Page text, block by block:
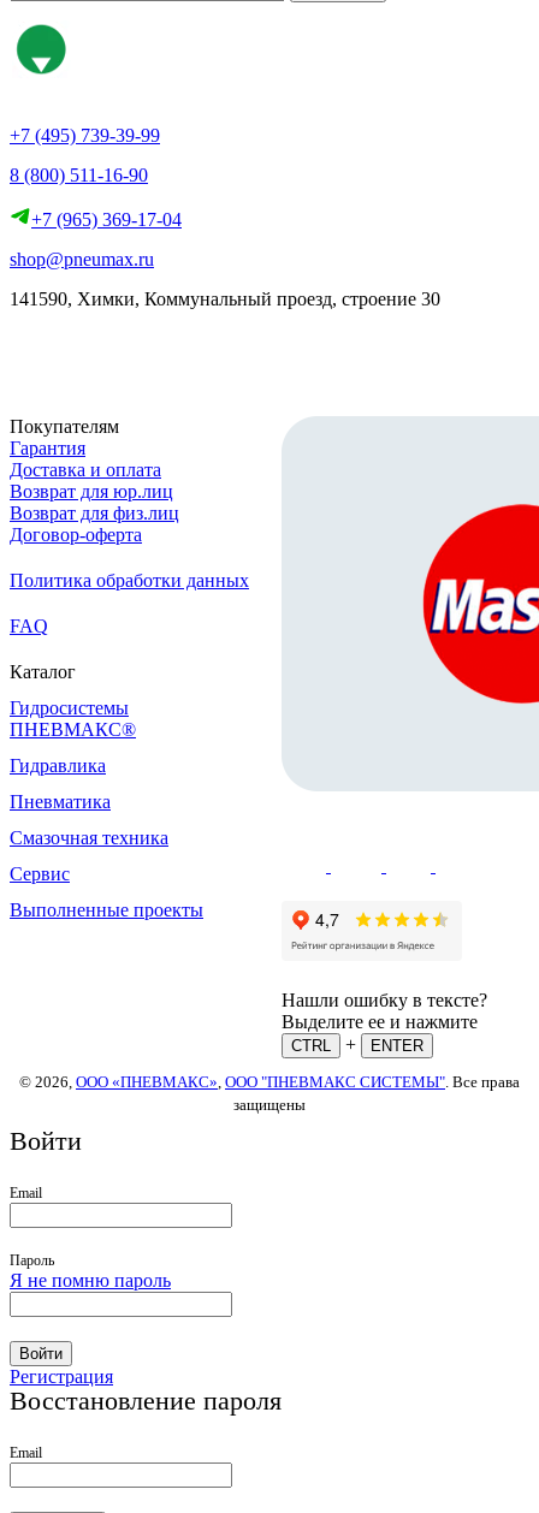
+7 (495) 739-39-99
8 (800) 511-16-90
+7 (965) 369-17-04
shop@pneumax.ru
141590, Химки, Коммунальный проезд, строение 30
Покупателям
Гарантия
Доставка и оплата
Возврат для юр.лиц
Возврат для физ.лиц
Договор-оферта
Политика обработки данных
FAQ
Каталог
Гидросистемы
ПНЕВМАКС®
Гидравлика
Пневматика
Смазочная техника
Сервис
Выполненные проекты
Нашли ошибку в тексте?
Выделите ее и нажмите
CTRL +
ENTER
© 2026, ООО «ПНЕВМАКС» ООО "ПНЕВМАКС СИСТЕМЫ" . Все права
защищены
Войти
Email
Пароль
Я не помню пароль
Войти
Регистрация
Восстановление пароля
Email